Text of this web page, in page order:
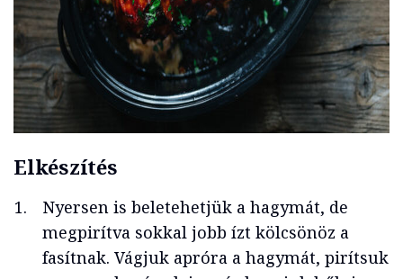
Elkészítés
Nyersen is beletehetjük a hagymát, de
megpirítva sokkal jobb ízt kölcsönöz a
fasítnak. Vágjuk apróra a hagymát, pirítsuk